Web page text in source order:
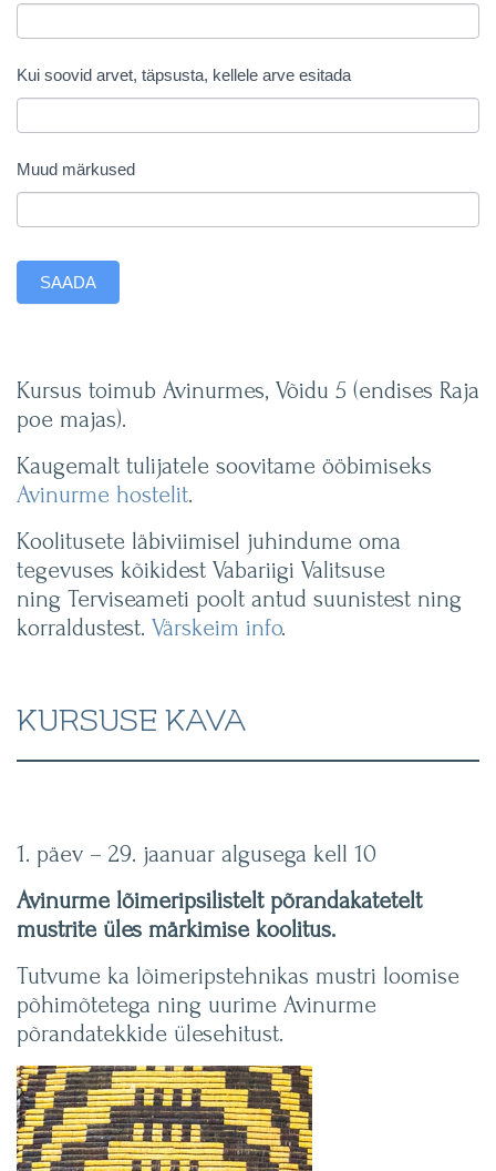
R
E
R
N
E
A
V
I
N
U
M
Õ
R
N
D
A
T
Kui soovid arvet, täpsusta, kellele arve esitada
Muud märkused
SAADA
Kursus toimub Avinurmes, Võidu 5 (endises Raja
poe majas).
Kaugemalt tulijatele soovitame ööbimiseks
Avinurme hostelit.
Koolitusete läbiviimisel juhindume oma
tegevuses kõikidest Vabariigi Valitsuse
ning Terviseameti poolt antud suunistest ning
korraldustest. Värskeim info.
KURSUSE KAVA
1. päev – 29. jaanuar algusega kell 10
Avinurme lõimeripsilistelt põrandakatetelt
mustrite üles märkimise koolitus.
Tutvume ka lõimeripstehnikas mustri loomise
põhimõtetega ning uurime Avinurme
põrandatekkide ülesehitust.